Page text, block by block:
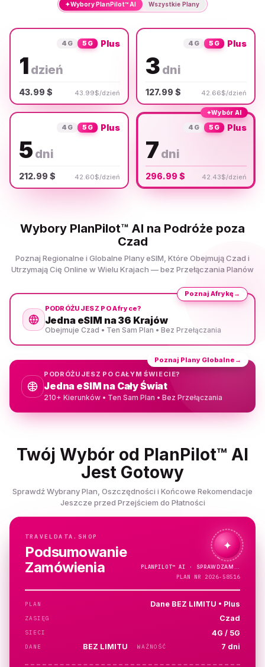
✦Wybory PlanPilot™ AI Wszystkie Plany
4G 5G Plus
1 dzień
43.99 $ 43.99$/dzień
4G 5G Plus
3 dni
127.99 $ 42.66$/dzień
4G 5G Plus
5 dni
212.99 $ 42.60$/dzień
✦Wybór AI
4G 5G Plus
7 dni
296.99 $ 42.43$/dzień
Wybory PlanPilot™ AI na Podróże poza
Czad
Poznaj Regionalne i Globalne Plany eSIM, Które Obejmują Czad i
Utrzymają Cię Online w Wielu Krajach — bez Przełączania Planów
PODRÓŻUJESZ PO Afryce?
Jedna eSIM na 36 Krajów
Obejmuje Czad • Ten Sam Plan • Bez Przełączania
Poznaj Afrykę→
PODRÓŻUJESZ PO CAŁYM ŚWIECIE?
Jedna eSIM na Cały Świat
210+ Kierunków • Ten Sam Plan • Bez Przełączania
Poznaj Plany Globalne →
Twój Wybór od PlanPilot™ AI
Jest Gotowy
Sprawdź Wybrany Plan, Oszczędności i Końcowe Rekomendacje
Jeszcze przed Przejściem do Płatności
TRAVELDATA.SHOP
Podsumowanie
Zamówienia
✦
PLANPILOT™AI ·
PLAN NR 2026-58516
PLAN Dane BEZ LIMITU • Plus
ZASIĘG Czad
SIECI 4G / 5G
DANE BEZ LIMITU WAŻNOŚĆ 7 dni